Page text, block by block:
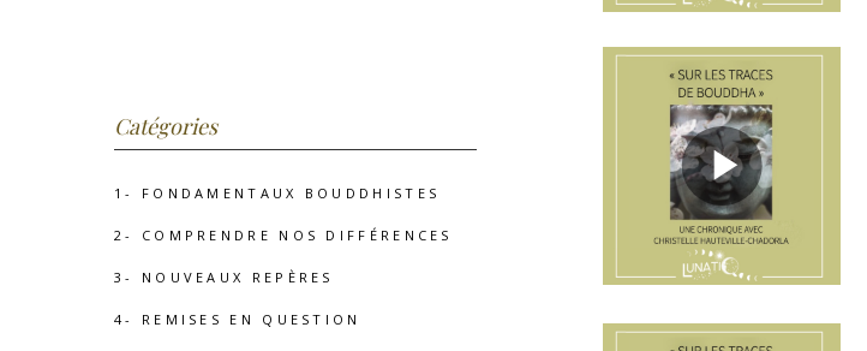
Catégories
1- FONDAMENTAUX BOUDDHISTES
2- COMPRENDRE NOS DIFFÉRENCES
3- NOUVEAUX REPÈRES
4- REMISES EN QUESTION